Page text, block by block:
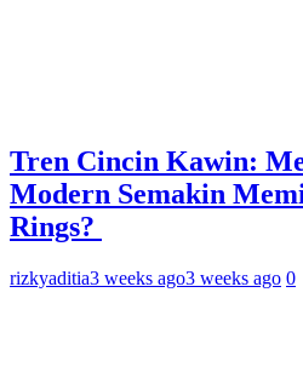
Tren Cincin Kawin:
Modern Semakin
Rings?
rizkyaditia3 weeks ago3 weeks ago 0